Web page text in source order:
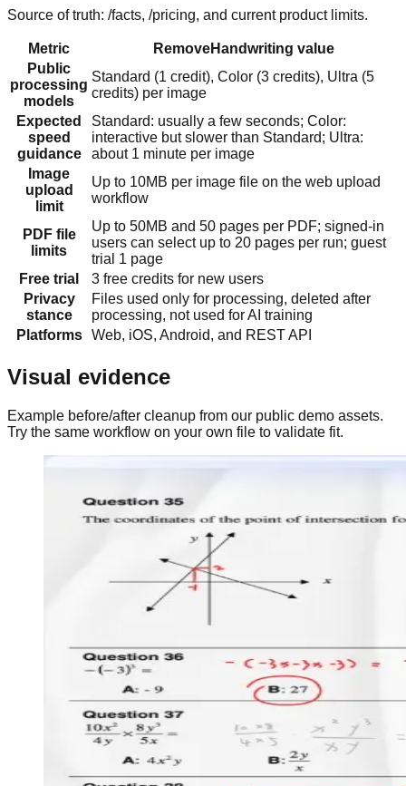
Source of truth: /facts, /pricing, and current product limits.
Metric
RemoveHandwriting value
Public
processing
models
Standard (1 credit), Color (3 credits), Ultra (5
credits) per image
Expected
speed
guidance
Standard: usually a few seconds; Color:
interactive but slower than Standard; Ultra:
about 1 minute per image
Image
upload
limit
Up to 10MB per image file on the web upload
workflow
PDF file
limits
Up to 50MB and 50 pages per PDF; signed-in
users can select up to 20 pages per run; guest
trial 1 page
Free trial
3 free credits for new users
Privacy
stance
Files used only for processing, deleted after
processing, not used for AI training
Platforms
Web, iOS, Android, and REST API
Visual evidence
Example before/after cleanup from our public demo assets.
Try the same workflow on your own file to validate fit.